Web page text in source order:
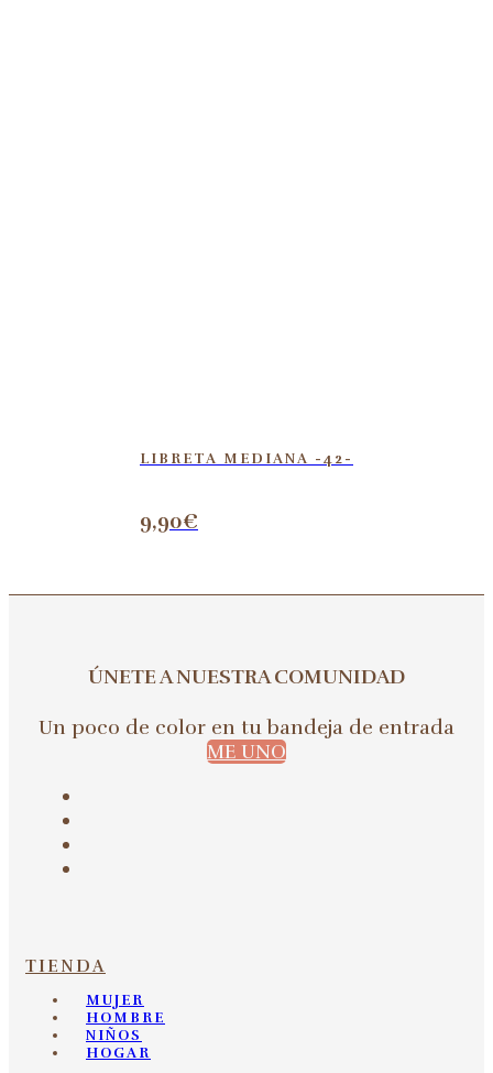
LIBRETA MEDIANA -42-
9,90€
ÚNETE A NUESTRA COMUNIDAD
Un poco de color en tu bandeja de entrada
ME UNO
TIENDA
MUJER
HOMBRE
NIÑOS
HOGAR